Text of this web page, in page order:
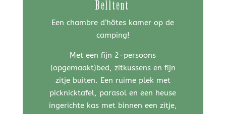
Belltent
Een chambre d’hôtes kamer op de
camping!
Met een fijn 2-persoons
(opgemaakt)bed, zitkussens en fijn
zitje buiten. Een ruime plek met
picknicktafel, parasol en een heuse
ingerichte kas met binnen een zitje,